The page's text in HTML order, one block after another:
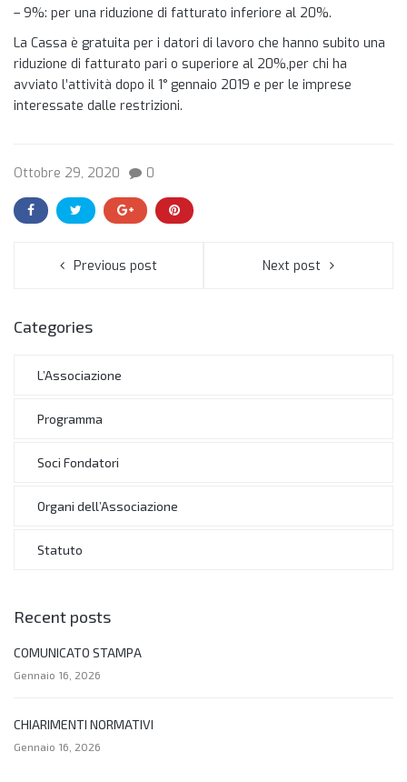
– 9%: per una riduzione di fatturato inferiore al 20%.
La Cassa è ​gratuita per i datori di lavoro che hanno subito una
riduzione di fatturato pari o superiore al 20%,​per chi ha ​
avviato l’attività dopo il 1° gennaio 2019 e per le imprese
interessate dalle restrizioni.​
Ottobre 29, 2020 0
Previous post Next post
Categories
L’Associazione
Programma
Soci Fondatori
Organi dell’Associazione
Statuto
Recent posts
COMUNICATO STAMPA
Gennaio 16, 2026
CHIARIMENTI NORMATIVI
Gennaio 16, 2026